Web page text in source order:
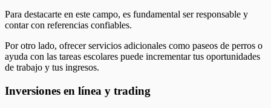
Para destacarte en este campo, es fundamental ser responsable y
contar con referencias confiables.
Por otro lado, ofrecer servicios adicionales como paseos de perros o
ayuda con las tareas escolares puede incrementar tus oportunidades
de trabajo y tus ingresos.
Inversiones en línea y trading